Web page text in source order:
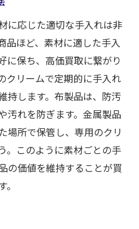
に応じた適切な手入れは非
品ほど、素材に適した手入
に保ち、高価買取に繋がり
クリームで定期的に手入れ
持します。布製品は、防汚
汚れを防ぎます。金属製品
場所で保管し、専用のクリ
。このように素材ごとの手
の価値を維持することが買